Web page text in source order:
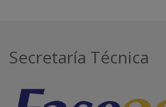
Secretaría Técnica